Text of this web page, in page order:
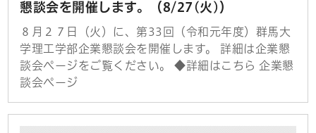
懇談会を開催します。（8/27(火)）
８月２７日（火）に、第33回（令和元年度）群馬大
学理工学部企業懇談会を開催します。 詳細は企業懇
談会ページをご覧ください。 ◆詳細はこちら 企業懇
談会ページ